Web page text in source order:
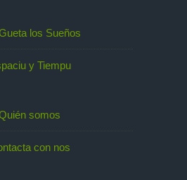
los Sueños
y Tiempu
somos
con nos